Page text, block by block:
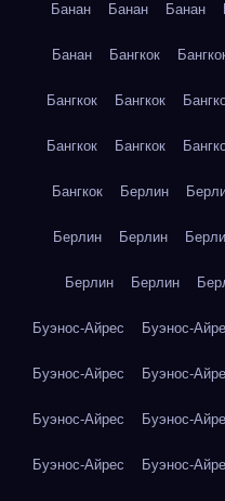
Банан Банан Банан
Банан Бангкок
Бангкок Бангкок
Бангкок Бангкок
Бангкок Берлин
Берлин Берлин
Берлин Берлин
Буэнос-Айрес Буэнос-
Буэнос-Айрес Буэнос-
Буэнос-Айрес Буэнос-
Буэнос-Айрес Буэнос-